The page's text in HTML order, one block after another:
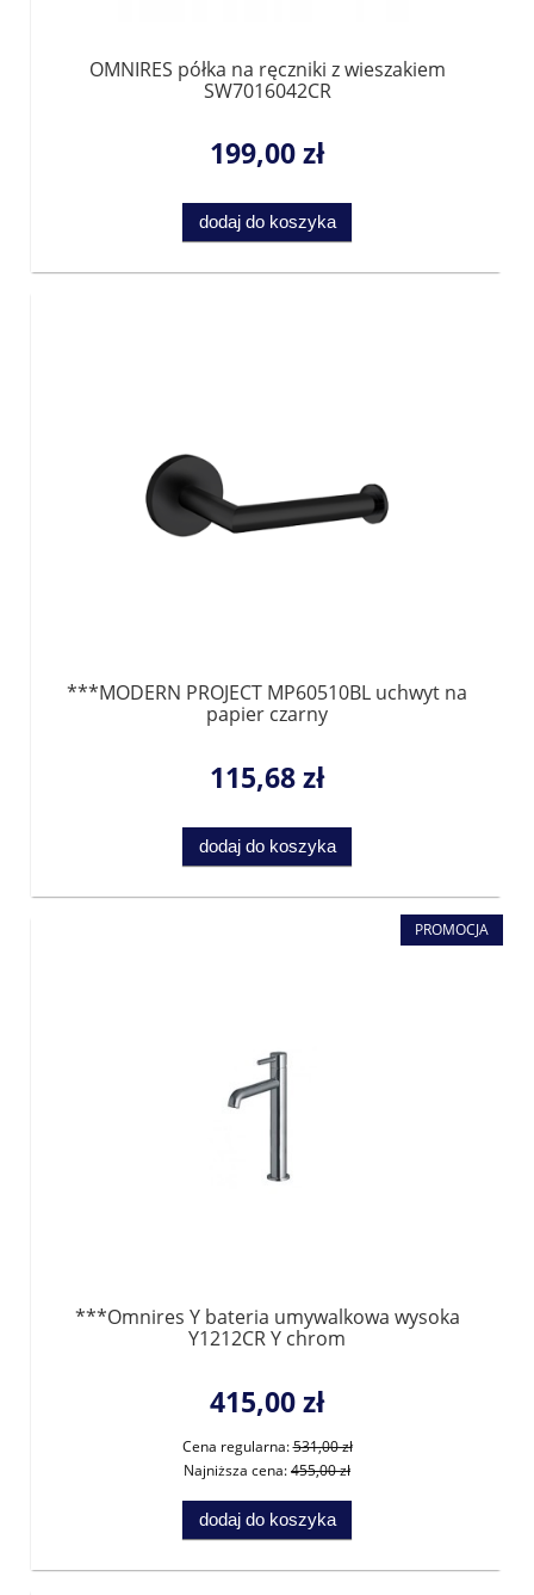
OMNIRES półka na ręczniki z wieszakiem
SW7016042CR
199,00 zł
dodaj do koszyka
***MODERN PROJECT MP60510BL uchwyt na
papier czarny
115,68 zł
dodaj do koszyka
***Omnires Y bateria umywalkowa wysoka
Y1212CR Y chrom
415,00 zł
Cena regularna:531,00 zł
Najniższa cena:455,00 zł
dodaj do koszyka
PROMOCJA